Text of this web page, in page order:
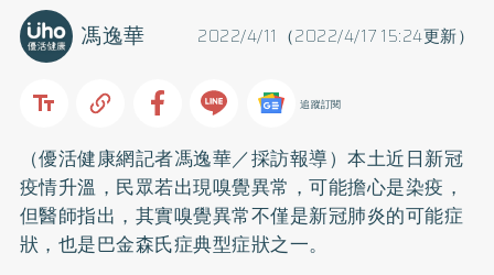
2022/4/11（2022/4/17 15:24更新）
馮逸華
追蹤訂閱
（優活健康網記者馮逸華／採訪報導）本土近日新冠
疫情升溫，民眾若出現嗅覺異常，可能擔心是染疫，
但醫師指出，其實嗅覺異常不僅是新冠肺炎的可能症
狀，也是巴金森氏症典型症狀之一。